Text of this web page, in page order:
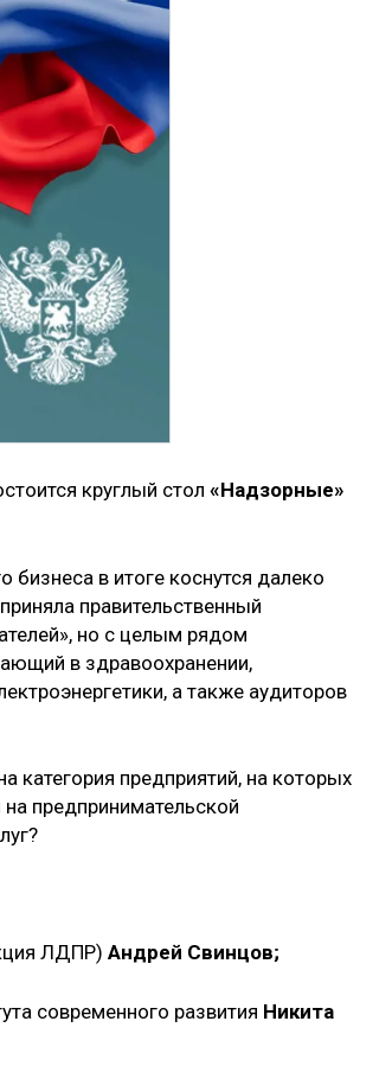
круглый стол «Надзорные»
в итоге коснутся далеко
правительственный
но с целым рядом
в здравоохранении,
а также аудиторов
категория предприятий, на которых
на предпринимательской
ЛДПР) Андрей Свинцов;
современного развития Никита